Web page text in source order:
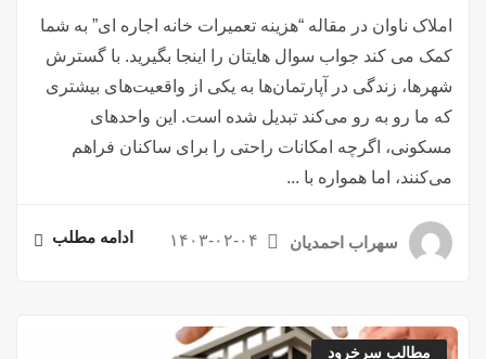
املاک ناوان در مقاله “هزینه تعمیرات خانه اجاره ای” به شما
کمک می کند جواب سوال هایتان را اینجا بگیرید. با گسترش
شهرها، زندگی در آپارتمان‌ها به یکی از واقعیت‌های بیشتری
که ما رو به رو می‌کند تبدیل شده است. این واحدهای
مسکونی، اگرچه امکانات راحتی را برای ساکنان فراهم
می‌کنند، اما همواره با ...
سهراب احمدیان ۱۴۰۳-۰۲-۰۴ ادامه مطلب
مطالب سرخرود